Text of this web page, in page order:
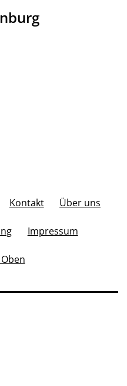
Kontakt Über uns
Impressum